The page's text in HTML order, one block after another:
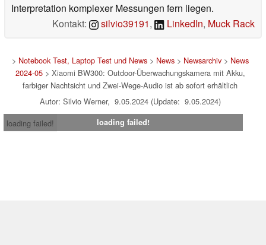
Interpretation komplexer Messungen fern liegen.
Kontakt:
silvio39191, LinkedIn, Muck Rack
> Notebook Test, Laptop Test und News> News> Newsarchiv> News
2024-05> Xiaomi BW300: Outdoor-Überwachungskamera mit Akku,
farbiger Nachtsicht und Zwei-Wege-Audio ist ab sofort erhältlich
Autor: Silvio Werner, 9.05.2024 (Update: 9.05.2024)
loading failed!
loading failed!